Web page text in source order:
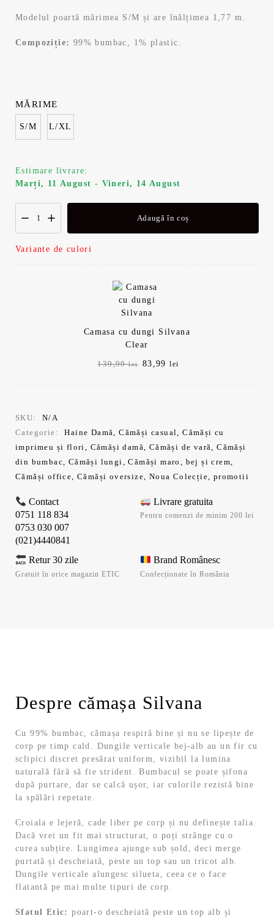
Modelul poartă mărimea S/M și are înălțimea 1,77 m.
Compoziție: 99% bumbac, 1% plastic.
S/M L/XL
MĂRIME
Estimare livrare:
Marți, 11 August - Vineri, 14 August
Adaugă în coș
Variante de culori
Camasa cu dungi Silvana
Clear
139,99lei
Prețul
83,99lei
SKU:
N/A
Categorie:
Haine Damă,Cămăși casual,Cămăși cu
imprimeu și flori, Cămăși damă, Cămăși de vară,Cămăși
din bumbac, Cămăși lungi,Cămăși maro, bej și crem,
Cămăși office,Cămăși oversize, Noua Colecție, promotii
Contact
0751 118 834
0753 030 007
(021)4440841
Livrare gratuita
Pentru comenzi de minim 200 lei
Retur 30 zile
Gratuit în orice magazin ETIC
Brand Românesc
Confecționate în România
Despre cămașa Silvana
Cu 99% bumbac, cămașa respiră bine și nu se lipește de
corp pe timp cald. Dungile verticale bej-alb au un fir cu
sclipici discret presărat uniform, vizibil la lumina
naturală fără să fie strident. Bumbacul se poate șifona
după purtare, dar se calcă ușor, iar culorile rezistă bine
la spălări repetate.
Croiala e lejeră, cade liber pe corp și nu definește talia.
Dacă vrei un fit mai structurat, o poți strânge cu o
curea subțire. Lungimea ajunge sub șold, deci merge
purtată și descheiată, peste un top sau un tricot alb.
Dungile verticale alungesc silueta, ceea ce o face
flatantă pe mai multe tipuri de corp.
Sfatul Etic: poart-o descheiată peste un top alb și